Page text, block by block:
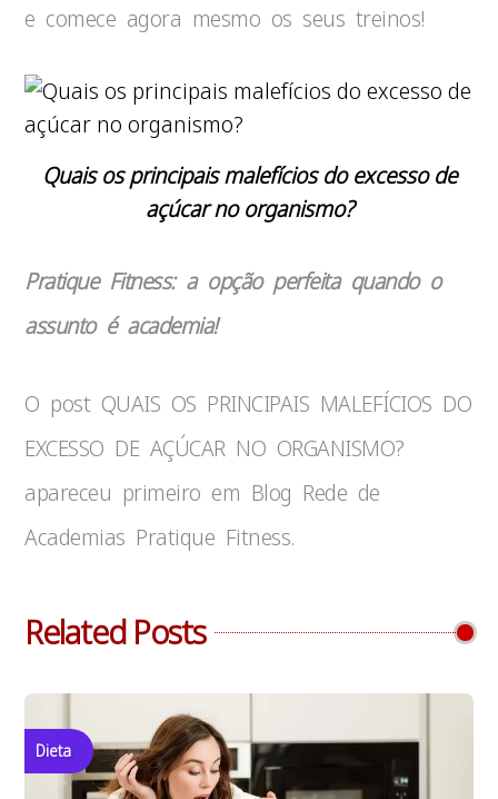
e comece agora mesmo os seus treinos!
Quais os principais malefícios do excesso de
açúcar no organismo?
Pratique Fitness: a opção perfeita quando o
assunto é academia!
O post QUAIS OS PRINCIPAIS MALEFÍCIOS DO
EXCESSO DE AÇÚCAR NO ORGANISMO?
apareceu primeiro em Blog Rede de
Academias Pratique Fitness.
Related Posts
Dieta